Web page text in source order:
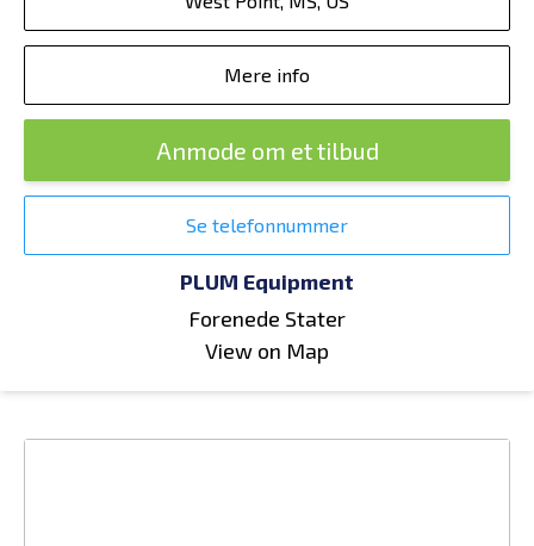
Mere info
Anmode om et tilbud
Se telefonnummer
PLUM Equipment
Forenede Stater
View on Map